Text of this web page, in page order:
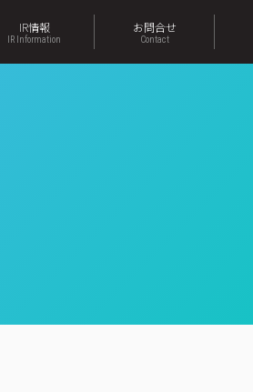
IR情報
IR Information
お問合せ
Contact